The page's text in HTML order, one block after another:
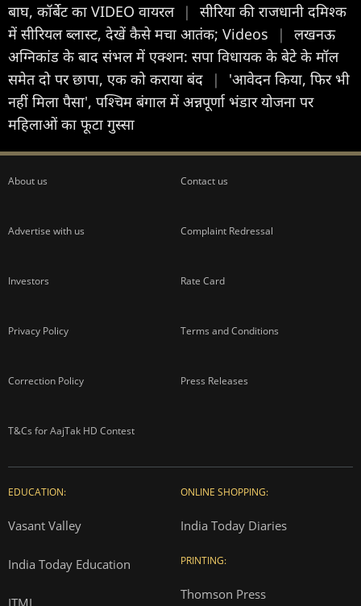
बाघ, कॉर्बेट का VIDEO वायरल |
सीरिया की राजधानी दमिश्क
में सीर‍ियल ब्लास्ट, देखें कैसे मचा आतंक; Videos
|
लखनऊ
अग्निकांड के बाद संभल में एक्शन: सपा विधायक के बेटे के मॉल
समेत दो पर छापा, एक को कराया बंद
|
'आवेदन किया, फिर भी
नहीं मिला पैसा', पश्चिम बंगाल में अन्नपूर्णा भंडार योजना पर
महिलाओं का फूटा गुस्सा
About us Contact us
Advertise with us Complaint Redressal
Investors Rate Card
Privacy Policy Terms and Conditions
Correction Policy Press Releases
T&Cs for AajTak HD Contest
EDUCATION:
Vasant Valley
India Today Education
ITMI
ONLINE SHOPPING:
India Today Diaries
PRINTING:
Thomson Press